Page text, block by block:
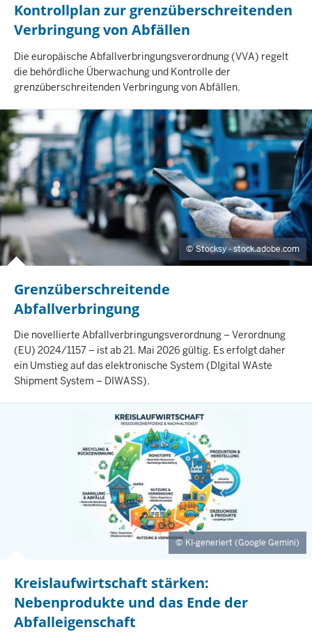
Kontrollplan zur grenzüberschreitenden
Verbringung von Abfällen
I
N
A
L
T
S
S
E
T
E
Die europäische Abfallverbringungsverordnung (VVA) regelt
die behördliche Überwachung und Kontrolle der
grenzüberschreitenden Verbringung von Abfällen.
Stocksy - stock.adobe.com
Grenzüberschreitende
Abfallverbringung
I
N
L
Die novellierte Abfallverbringungsverordnung – Verordnung
(EU) 2024/1157 – ist ab 21. Mai 2026 gültig. Es erfolgt daher
ein Umstieg auf das elektronische System (DIgital WAste
Shipment System – DIWASS).
KI-generiert (Google Gemini)
Kreislaufwirtschaft stärken:
Nebenprodukte und das Ende der
Abfalleigenschaft